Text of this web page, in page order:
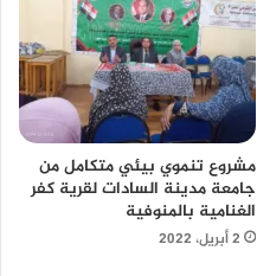
مشروع تنموي بيئي متكامل من
جامعة مدينة السادات لقرية كفر
الغنامية بالمنوفية
2 أبريل، 2022